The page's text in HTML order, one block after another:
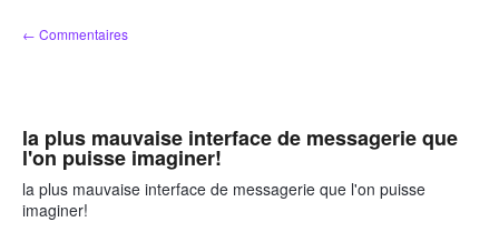
Aller
au
← Commentaires
la plus mauvaise interface de messagerie que
l'on puisse imaginer!
la plus mauvaise interface de messagerie que l'on puisse
imaginer!